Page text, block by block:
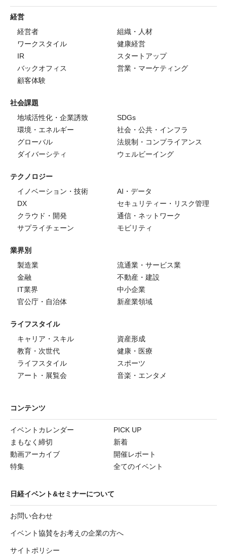
経営
経営者
組織・人材
ワークスタイル
健康経営
IR
スタートアップ
バックオフィス
営業・マーケティング
顧客体験
社会課題
地域活性化・企業誘致
SDGs
環境・エネルギー
社会・公共・インフラ
グローバル
法規制・コンプライアンス
ダイバーシティ
ウェルビーイング
テクノロジー
イノベーション・技術
AI・データ
DX
セキュリティー・リスク管理
クラウド・開発
通信・ネットワーク
サプライチェーン
モビリティ
業界別
製造業
流通業・サービス業
金融
不動産・建設
IT業界
中小企業
官公庁・自治体
新産業領域
ライフスタイル
キャリア・スキル
資産形成
教育・次世代
健康・医療
ライフスタイル
スポーツ
アート・展覧会
音楽・エンタメ
コンテンツ
イベントカレンダー
PICK UP
まもなく締切
新着
動画アーカイブ
開催レポート
特集
全てのイベント
日経イベント&セミナーについて
お問い合わせ
イベント協賛をお考えの企業の方へ
サイトポリシー